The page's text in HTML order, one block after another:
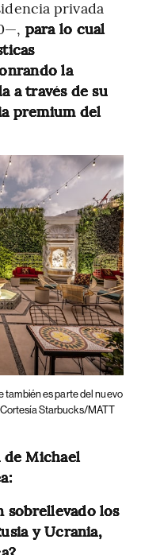
privada
para lo cual
la
a través de su
premium del
también es parte del nuevo
Starbucks/MATT
Michael
sobrellevado los
y Ucrania,